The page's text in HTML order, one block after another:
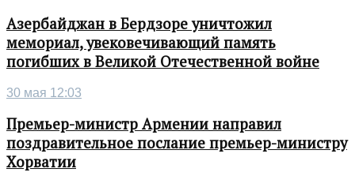
Азербайджан в Бердзоре уничтожил
мемориал, увековечивающий память
погибших в Великой Отечественной войне
30 мая 12:03
Премьер-министр Армении направил
поздравительное послание премьер-министру
Хорватии